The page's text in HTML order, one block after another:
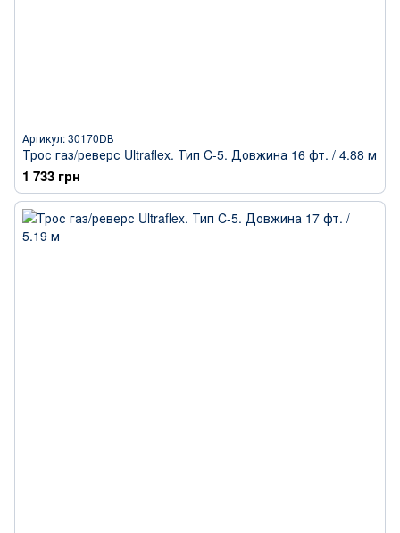
Артикул: 30170DВ
Трос газ/реверс Ultraflex. Тип C-5. Довжина 16 фт. / 4.88 м
1 733 грн